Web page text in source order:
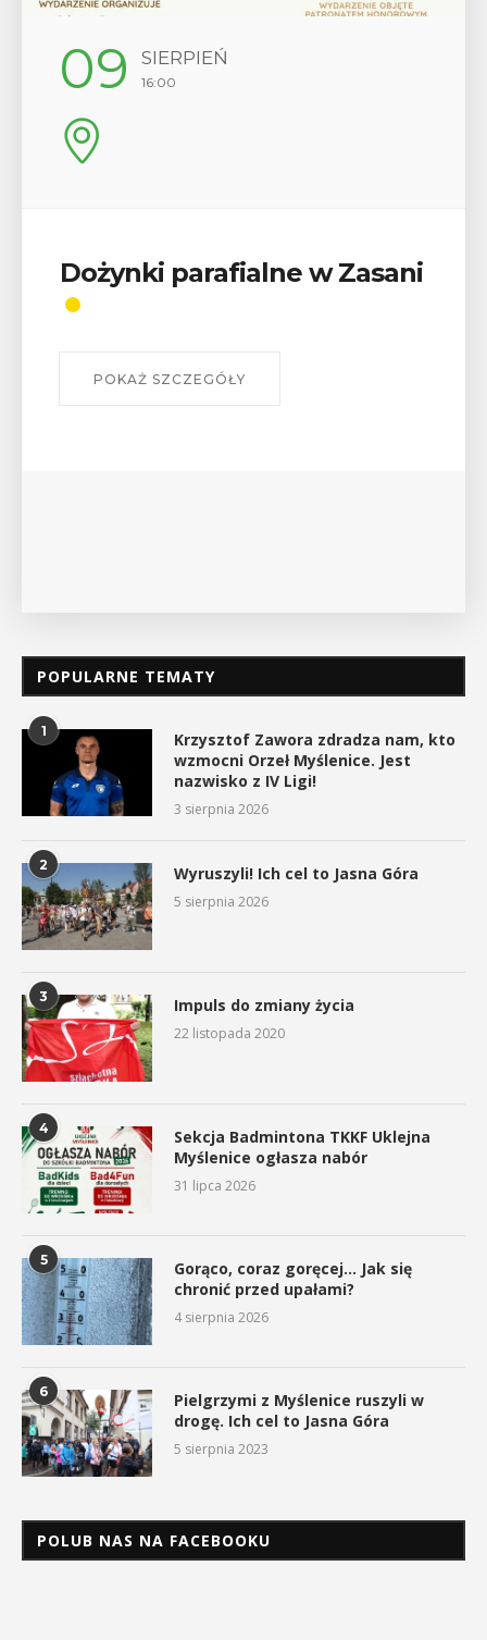
12 SIERPIEŃ
17:00
Wykład „Jak zdobyć
odznaki na myślenickich
W środę 12 sierpnia o godz. 17 w Miejskiej
POPULARNE TEMATY
1
Krzysztof Zawora zdradza nam, kto
wzmocni Orzeł Myślenice. Jest
nazwisko z IV Ligi!
3 sierpnia 2026
2 Wyruszyli! Ich cel to Jasna Góra
5 sierpnia 2026
3 Impuls do zmiany życia
22 listopada 2020
4
Sekcja Badmintona TKKF Uklejna
Myślenice ogłasza nabór
31 lipca 2026
5
Gorąco, coraz goręcej… Jak się
chronić przed upałami?
4 sierpnia 2026
6
Pielgrzymi z Myślenice ruszyli w
drogę. Ich cel to Jasna Góra
5 sierpnia 2023
POLUB NAS NA FACEBOOKU